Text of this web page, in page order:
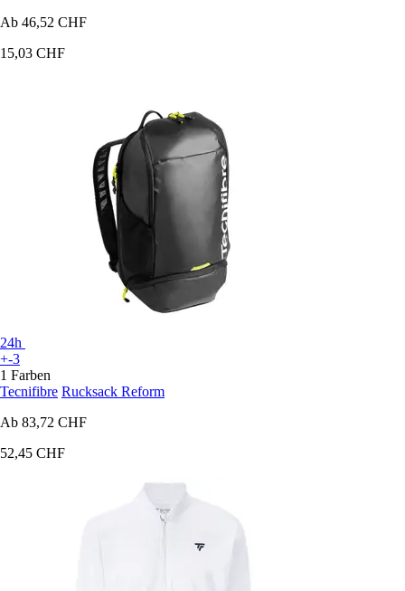
Ab 46,52 CHF
15,03 CHF
24h
+-3
1 Farben
Tecnifibre Rucksack Reform
Ab 83,72 CHF
52,45 CHF